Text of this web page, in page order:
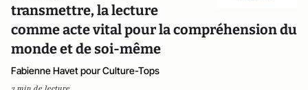
transmettre, la lecture
comme acte vital pour la compréhension du
monde et de soi-même
Fabienne Havet pour Culture-Tops